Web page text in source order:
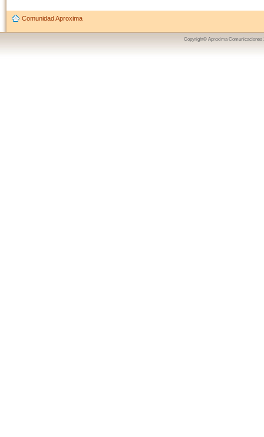
Comunidad Aproxima
Copyright© Aproxima Comunicaciones